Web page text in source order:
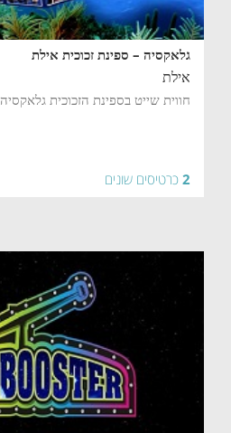
גלאקסיה – ספינת זכוכית אילת
אילת
חווית שייט בספינת הזכוכית גלאקסיה
2 כרטיסים שונים